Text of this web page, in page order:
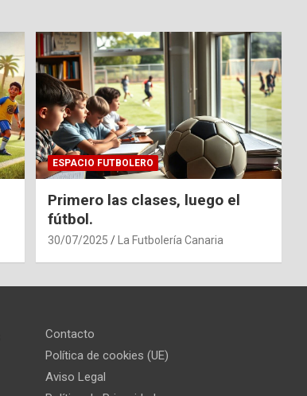
ESPACIO FUTBOLERO
Primero las clases, luego el
fútbol.
30/07/2025 La Futbolería Canaria
Contacto
Política de cookies (UE)
Aviso Legal